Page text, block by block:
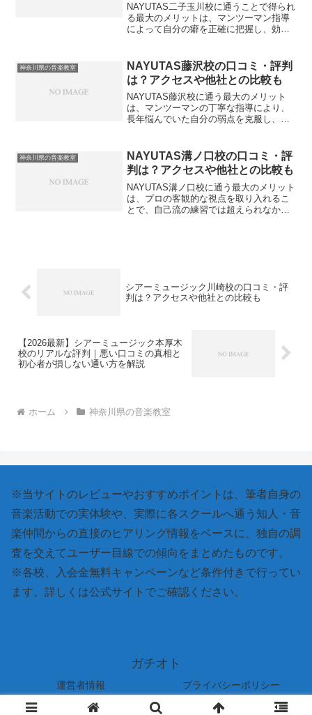
NAYUTAS二子玉川校に通うことで得られ
る最大のメリットは、マンツーマン指導
によって自分の癖を正確に把握し、効率
点を取り入れることで劇的に変化しま
す。具体的には、私自...
神奈川県の音楽教室
NAYUTAS藤沢校の口コミ・評判
は？アクセスや他社との比較も
NAYUTAS藤沢校に通う最大のメリット
は、マンツーマンの丁寧な指導により、
長年悩んでいた自分の弱点を克服し、自
プロの客観的な視点で分析してもらい、
正しい練習法を反復す...
神奈川県の音楽教室
NAYUTAS溝ノ口校の口コミ・評
判は？アクセスや他社との比較も
NAYUTAS溝ノ口校に通う最大のメリット
は、プロの客観的な視点を取り入れるこ
とで、自己流の練習では超えられなかっ
シアーミュージック川崎校の口コミ・評
判は？アクセスや他社との比較も
【2026最新】シアーミュージック本厚木
校のリアルな評判｜悪い口コミの真相と
初心者が損しない通い方を解説
ホーム 神奈川県の音楽教室
※当サイトのレビューやおすすめポイントは、筆者自身の
音楽活動での実体験や、実際に各スクールへ通う知人・音
楽仲間からの直接のヒアリング情報をベースに、独自の調
査を交えてユーザー目線での傾向をまとめたものです。
※各校、入会金無料キャンペーンなど条件付きで行ってい
ます。詳しくは公式サイトでご確認ください。
ガチオト
運営者情報 プライバシーポリシー
© 2026 ガチオト.